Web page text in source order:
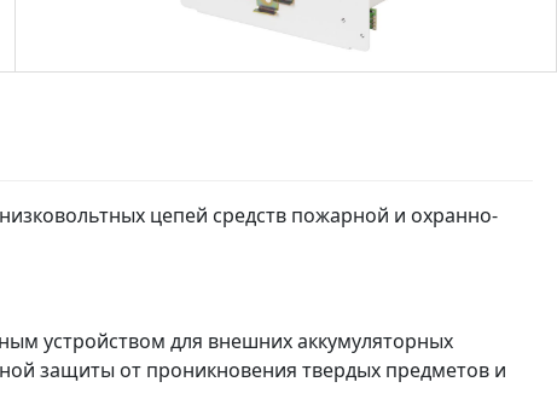
цепей средств пожарной и охранно-
устройством для внешних аккумуляторных
защиты от проникновения твердых предметов и